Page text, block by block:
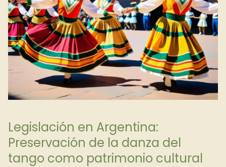
Legislación en Argentina:
Preservación de la danza del
tango como patrimonio cultural